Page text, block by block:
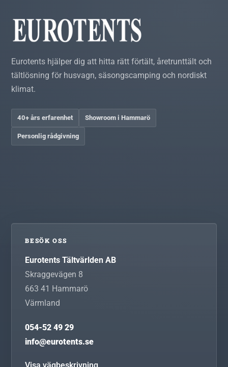
Eurotents hjälper dig att hitta rätt förtält, åretrunttält och
tältlösning för husvagn, säsongscamping och nordiskt
klimat.
40+ års erfarenhet Showroom i Hammarö
Personlig rådgivning
BESÖK OSS
Eurotents Tältvärlden AB
Skraggevägen 8
663 41 Hammarö
Värmland
054-52 49 29
info@eurotents.se
Visa vägbeskrivning